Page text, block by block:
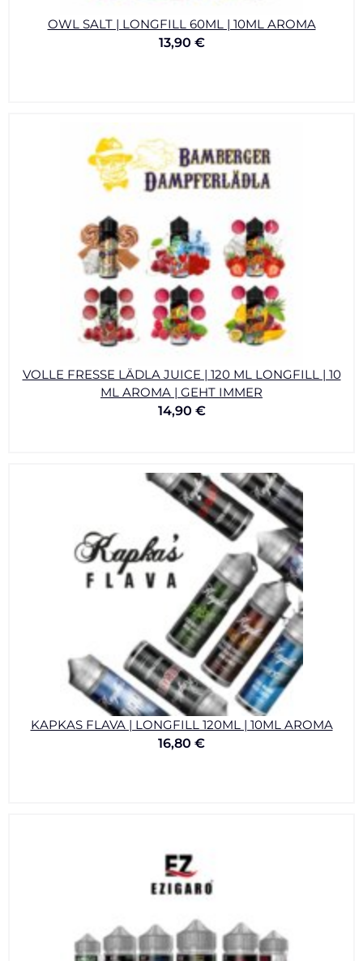
OWL SALT | LONGFILL 60ML | 10ML AROMA
13,90 €
VOLLE FRESSE LÄDLA JUICE | 120 ML LONGFILL | 10
ML AROMA | GEHT IMMER
14,90 €
KAPKAS FLAVA | LONGFILL 120ML | 10ML AROMA
16,80 €